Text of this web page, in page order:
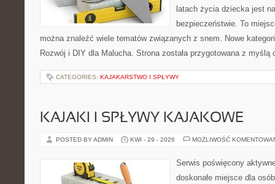
latach życia dziecka jest
bezpieczeństwie. To
można znaleźć wiele tematów związanych z snem. Nowe
Rozwój i DIY dla Malucha. Strona została przygotowana z
CATEGORIES: KAJAKARSTWO I SPŁYWY
KAJAKI I SPŁYWY KAJAKOWE
POSTED BY ADMIN KWI - 29 - 2026 MOŻLIWOŚĆ
Serwis poświęcony
doskonałe miejsce dla